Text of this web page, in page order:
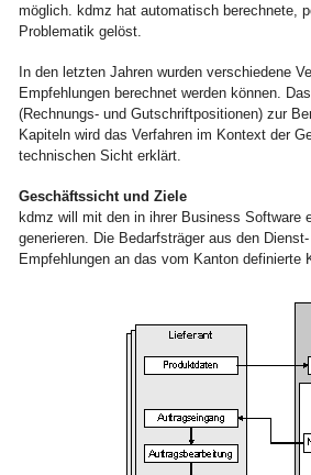
möglich. kdmz hat automatisch berechnete,
Problematik gelöst.
In den letzten Jahren wurden verschiedene
Empfehlungen berechnet werden können.
(Rechnungs- und Gutschriftpositionen) zur
Kapiteln wird das Verfahren im Kontext der
technischen Sicht erklärt.
Geschäftssicht und Ziele
kdmz will mit den in ihrer Business Software
generieren. Die Bedarfsträger aus den
Empfehlungen an das vom Kanton definierte